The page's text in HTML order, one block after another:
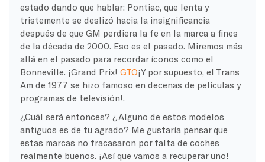
estado dando que hablar: Pontiac, que lenta y
tristemente se deslizó hacia la insignificancia
después de que GM perdiera la fe en la marca a fines
de la década de 2000. Eso es el pasado. Miremos más
allá en el pasado para recordar íconos como el
Bonneville. ¡Grand Prix! GTO¡Y por supuesto, el Trans
Am de 1977 se hizo famoso en decenas de películas y
programas de televisión!.
¿Cuál será entonces? ¿Alguno de estos modelos
antiguos es de tu agrado? Me gustaría pensar que
estas marcas no fracasaron por falta de coches
realmente buenos. ¡Así que vamos a recuperar uno!